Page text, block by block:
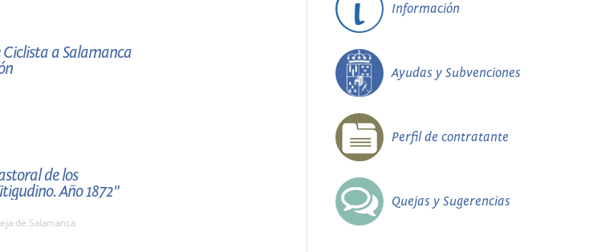
a Salamanca
de los
Año 1872"
de Salamanca
Información
Ayudas y Subvenciones
Perfil de contratante
Quejas y Sugerencias